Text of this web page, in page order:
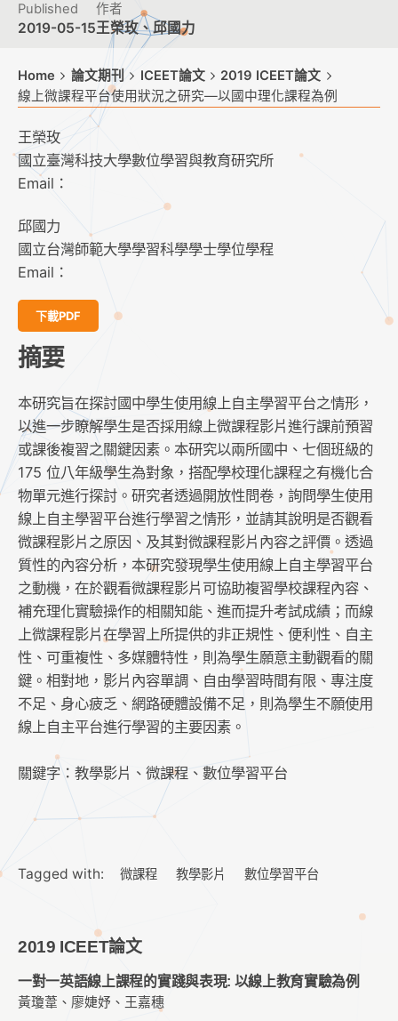
Published
2019-05-15
作者
王榮玫、邱國力
Home 論文期刊 ICEET論文
2019 ICEET論文
線上微課程平台使用狀況之研究—以國中理化課程為例
王榮玫
國立臺灣科技大學數位學習與教育研究所
Email：
邱國力
國立台灣師範大學學習科學學士學位學程
Email：
下載PDF
摘要
本研究旨在探討國中學生使用線上自主學習平台之情形，
以進一步瞭解學生是否採用線上微課程影片進行課前預習
或課後複習之關鍵因素。本研究以兩所國中、七個班級的
175 位八年級學生為對象，搭配學校理化課程之有機化合
物單元進行探討。研究者透過開放性問卷，詢問學生使用
線上自主學習平台進行學習之情形，並請其說明是否觀看
微課程影片之原因、及其對微課程影片內容之評價。透過
質性的內容分析，本研究發現學生使用線上自主學習平台
之動機，在於觀看微課程影片可協助複習學校課程內容、
補充理化實驗操作的相關知能、進而提升考試成績；而線
上微課程影片在學習上所提供的非正規性、便利性、自主
性、可重複性、多媒體特性，則為學生願意主動觀看的關
鍵。相對地，影片內容單調、自由學習時間有限、專注度
不足、身心疲乏、網路硬體設備不足，則為學生不願使用
線上自主平台進行學習的主要因素。
關鍵字：教學影片、微課程、數位學習平台
Tagged with: 微課程 教學影片 數位學習平台
2019 ICEET論文
一對一英語線上課程的實踐與表現: 以線上教育實驗為例
黃瓊葦、廖婕妤、王嘉穗